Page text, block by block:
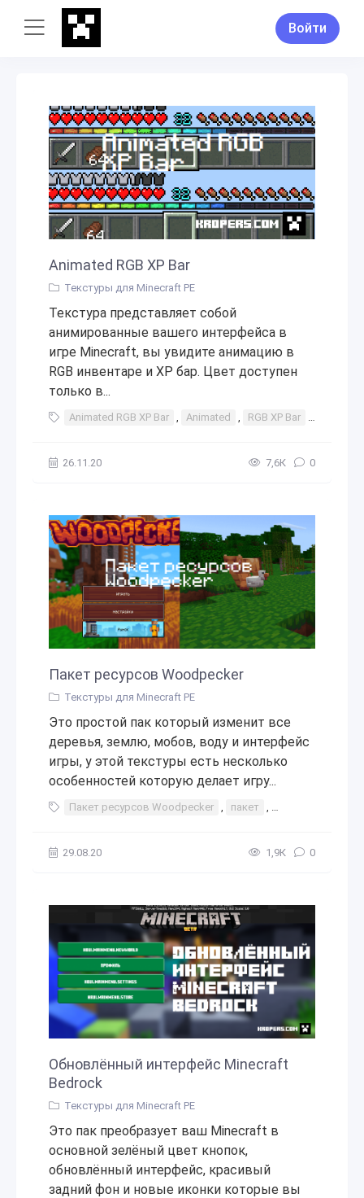
Войти
Animated RGB XP Bar
Текстуры для Minecraft PE
Текстура представляет собой
анимированные вашего интерфейса в
игре Minecraft, вы увидите анимацию в
RGB инвентаре и XP бар. Цвет доступен
только в...
Animated RGB XP Bar , Animated , RGB XP Bar ,
26.11.20 7,6К 0
Пакет ресурсов Woodpecker
Текстуры для Minecraft PE
Это простой пак который изменит все
деревья, землю, мобов, воду и интерфейс
игры, у этой текстуры есть несколько
особенностей которую делает игру...
Пакет ресурсов Woodpecker , пакет , ресурс
29.08.20 1,9К 0
Обновлённый интерфейс Minecraft
Bedrock
Текстуры для Minecraft PE
Это пак преобразует ваш Minecraft в
основной зелёный цвет кнопок,
обновлённый интерфейс, красивый
задний фон и новые иконки которые вы